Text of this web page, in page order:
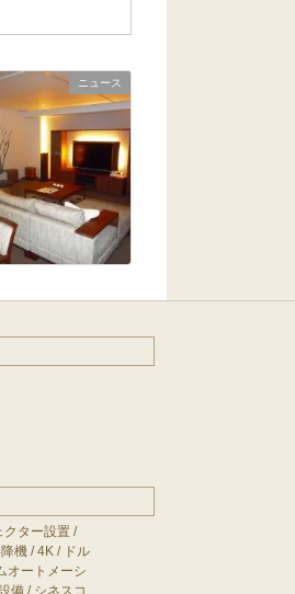
ニュース
クター設置/
機/4K/ ドル
オートメーシ
備/ シネスコ